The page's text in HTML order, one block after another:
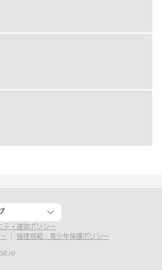
ティ運営ポリシー
倫理規範・青少年保護ポリシー